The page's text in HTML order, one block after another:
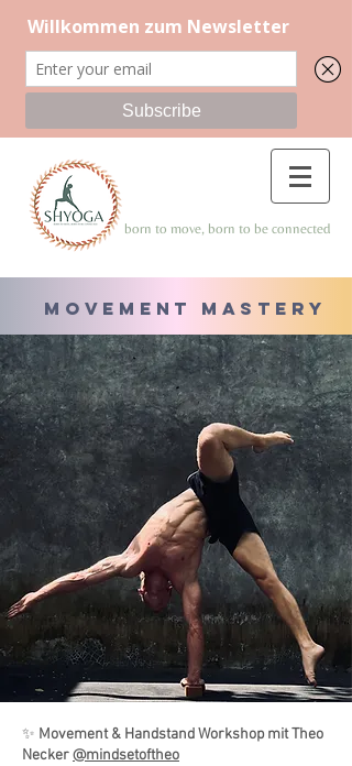
born to move, born to be connected
Movement Mastery
✨ Movement & Handstand Workshop mit Theo
Necker@mindsetoftheo